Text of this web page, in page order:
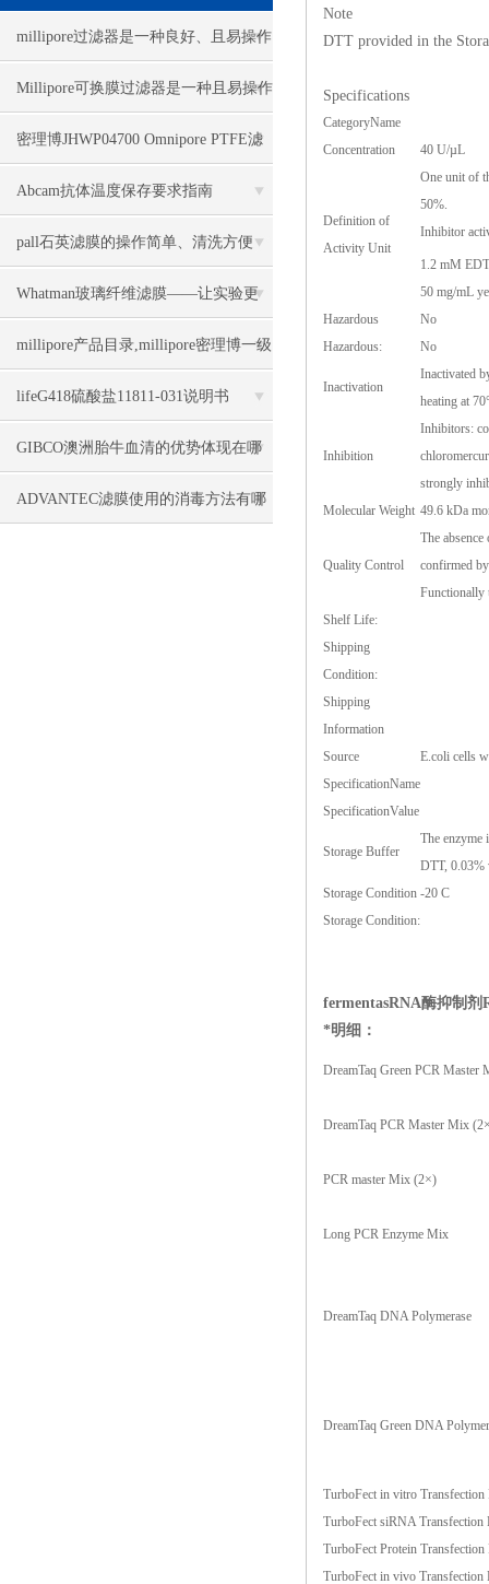
millipore过滤器是一种良好、且易操作
的全自动过滤装置
Millipore可换膜过滤器是一种且易操作
的全自动过滤装置
密理博JHWP04700 Omnipore PTFE滤
膜几大特点
Abcam抗体温度保存要求指南
pall石英滤膜的操作简单、清洗方便
Whatman玻璃纤维滤膜——让实验更
加精确和高效
millipore产品目录,millipore密理博一级
代理商上海力敏
lifeG418硫酸盐11811-031说明书
GIBCO澳洲胎牛血清的优势体现在哪
些方面
ADVANTEC滤膜使用的消毒方法有哪
Note
DTT provided in the
Specifications
CategoryName
Concentration
40 U/µL
Definition of
Activity Unit
One unit of
50%.
Inhibitor
1.2 mM
50 mg/mL
Hazardous
No
Hazardous:
No
Inactivation
Inactivated
heating at
Inhibition
Inhibitors:
strongly
Molecular Weight 49.6 kDa
Quality Control
The
confirmed
Functionally
Shelf Life:
Shipping
Condition:
Shipping
Information
Source
E.coli cells
SpecificationName
SpecificationValue
Storage Buffer
The
DTT, 0.03%
Storage Condition -20 C
Storage Condition:
fermentasRNA酶抑制
*明细：
DreamTaq Green PCR Master
DreamTaq PCR Master Mix
PCR master Mix (2×)
Long PCR Enzyme Mix
DreamTaq DNA Polymerase
DreamTaq Green DNA
TurboFect in vitro Transfection
TurboFect siRNA Transfection
TurboFect Protein Transfection
TurboFect in vivo Transfection